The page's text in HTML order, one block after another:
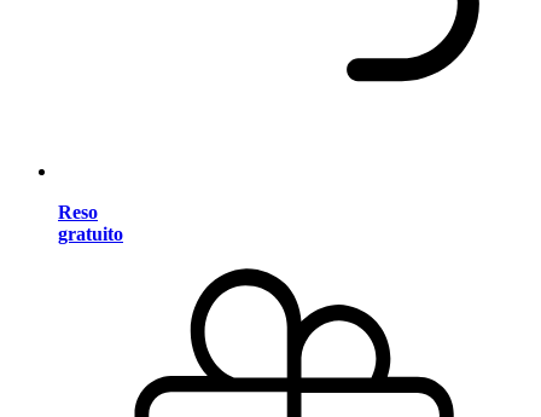
Reso
gratuito